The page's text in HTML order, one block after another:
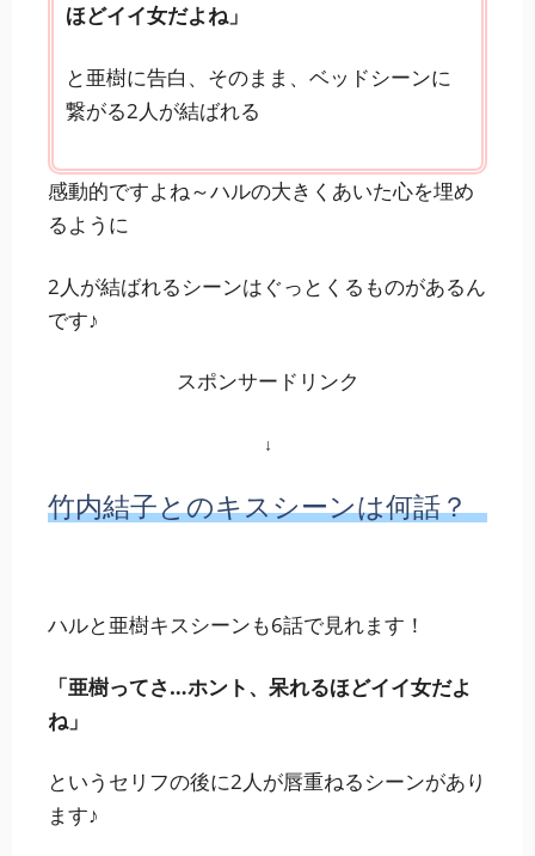
ほどイイ女だよね」
と亜樹に告白、そのまま、ベッドシーンに
繋がる2人が結ばれる
感動的ですよね～ハルの大きくあいた心を埋め
るように
2人が結ばれるシーンはぐっとくるものがあるん
です♪
スポンサードリンク
↓
竹内結子とのキスシーンは何話？
ハルと亜樹キスシーンも6話で見れます！
「亜樹ってさ…ホント、呆れるほどイイ女だよ
ね」
というセリフの後に2人が唇重ねるシーンがあり
ます♪